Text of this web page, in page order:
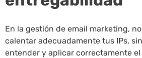
En la gestión de email marketing,
calentar adecuadamente tus IPs,
entender y aplicar correctamente